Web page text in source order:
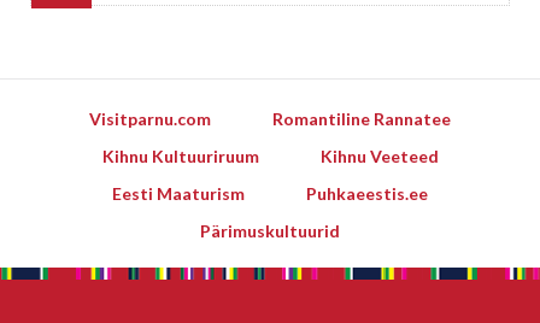
Visitparnu.com
Romantiline Rannatee
Kihnu Kultuuriruum
Kihnu Veeteed
Eesti Maaturism
Puhkaeestis.ee
Pärimuskultuurid